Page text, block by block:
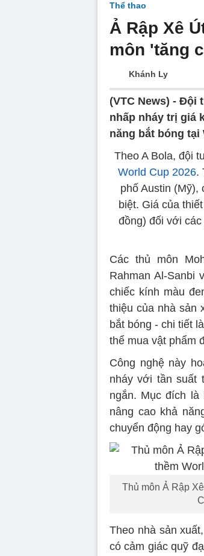
Thể thao
Ả Rập Xê
môn 'tăng
Khánh Ly
(VTC News) - Đội
nhấp nháy trị giá
năng bắt bóng tại
Theo A Bola, đội
World Cup 2026.
phố Austin (Mỹ),
biệt. Giá của
đồng) đối với
Các thủ môn
Rahman Al-Sanbi
chiếc kính màu
thiệu của nhà sản
bắt bóng - chi tiết
thể mua vật phẩm
Công nghệ này
nháy với tần suất
ngắn. Mục đích
nâng cao khả
chuyển động hay
Thủ môn Ả Rập
Theo nhà sản
có cảm giác quỹ